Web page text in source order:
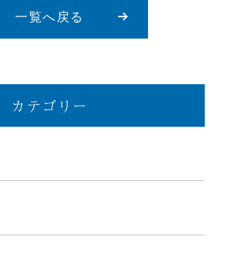
一覧へ戻る
カテゴリー